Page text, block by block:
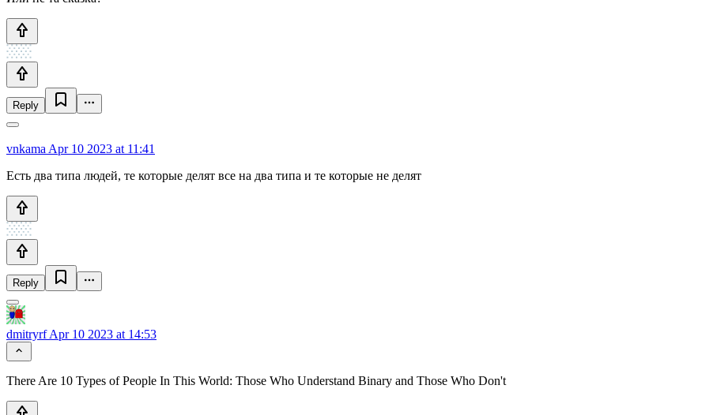
Reply
vnkama Apr 10 2023 at 11:41
Есть два типа людей, те которые делят все на два типа и те которые не делят
Reply
dmitryrfApr 10 2023 at 14:53
There Are 10 Types of People In This World: Those Who Understand Binary and Those Who Don't